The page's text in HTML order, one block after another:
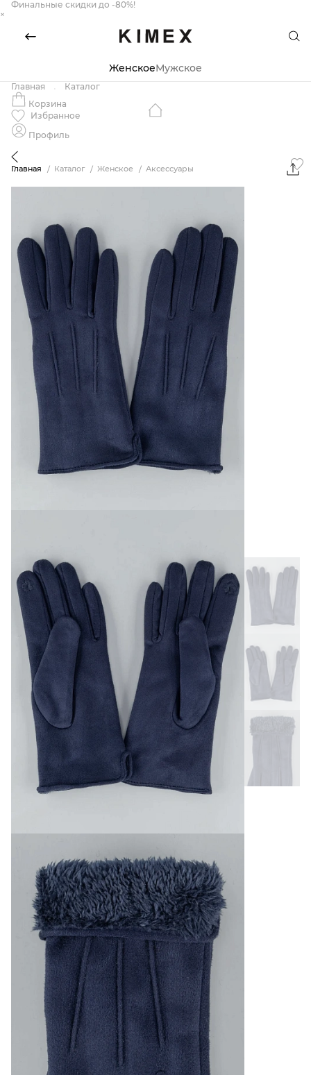
Финальные скидки до -80%!
×
ЖенскоеМужское
Главная
Каталог
Корзина
Избранное
Профиль
Главная Каталог Женское Аксессуары